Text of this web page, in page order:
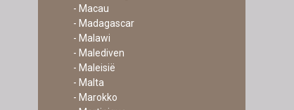
- Macau
- Madagascar
- Malawi
- Malediven
- Maleisië
- Malta
- Marokko